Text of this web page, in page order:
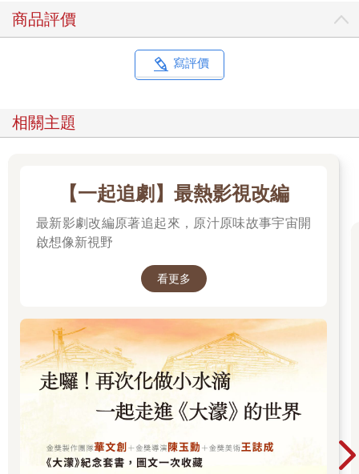
商品評價
寫評價
相關主題
【一起追劇】最熱影視改編
最新影劇改編原著追起來，原汁原味故事宇宙開
啟想像新視野
看更多